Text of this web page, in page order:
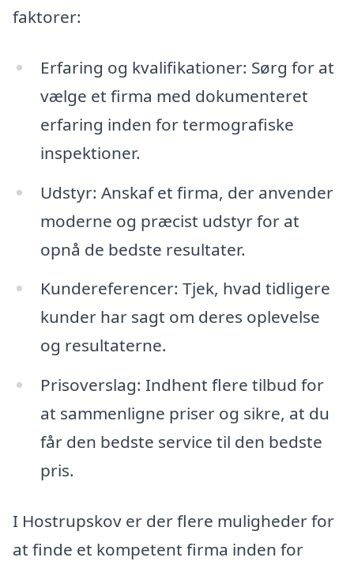
faktorer:
Erfaring og kvalifikationer: Sørg for at
vælge et firma med dokumenteret
erfaring inden for termografiske
inspektioner.
Udstyr: Anskaf et firma, der anvender
moderne og præcist udstyr for at
opnå de bedste resultater.
Kundereferencer: Tjek, hvad tidligere
kunder har sagt om deres oplevelse
og resultaterne.
Prisoverslag: Indhent flere tilbud for
at sammenligne priser og sikre, at du
får den bedste service til den bedste
pris.
I Hostrupskov er der flere muligheder for
at finde et kompetent firma inden for